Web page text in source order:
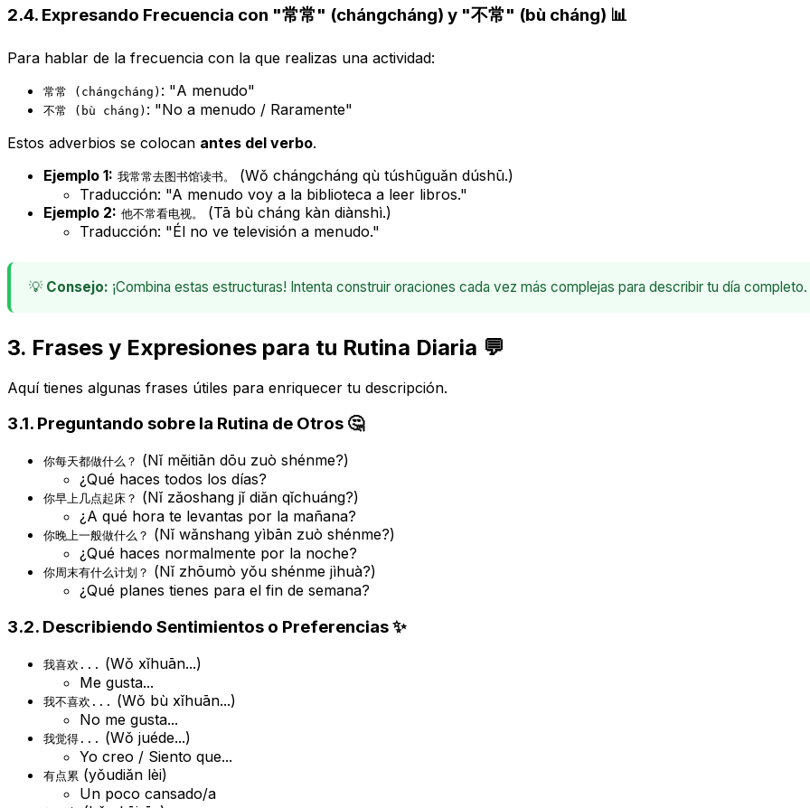
2.4. Expresando Frecuencia con "常常" (chángcháng) y "不常" (bù cháng) 📊
Para hablar de la frecuencia con la que realizas una actividad:
常常 (chángcháng) : "A menudo"
不常 (bù cháng) : "No a menudo / Raramente"
Estos adverbios se colocan antes del verbo.
Ejemplo 1: 我常常去图书馆读书。
(Wǒ chángcháng qù túshūguǎn dúshū.)
Traducción: "A menudo voy a la biblioteca a leer libros."
Ejemplo 2: 他不常看电视。
(Tā bù cháng kàn diànshì.)
Traducción: "Él no ve televisión a menudo."
💡 Consejo: ¡Combina estas estructuras! Intenta construir oraciones cada vez más complejas para describir tu día completo.
3. Frases y Expresiones para tu Rutina Diaria 💬
Aquí tienes algunas frases útiles para enriquecer tu descripción.
3.1. Preguntando sobre la Rutina de Otros 🤔
你每天都做什么？ (Nǐ měitiān dōu zuò shénme?)
¿Qué haces todos los días?
你早上几点起床？ (Nǐ zǎoshang jǐ diǎn qǐchuáng?)
¿A qué hora te levantas por la mañana?
你晚上一般做什么？ (Nǐ wǎnshang yìbān zuò shénme?)
¿Qué haces normalmente por la noche?
你周末有什么计划？ (Nǐ zhōumò yǒu shénme jìhuà?)
¿Qué planes tienes para el fin de semana?
3.2. Describiendo Sentimientos o Preferencias ✨
我喜欢... (Wǒ xǐhuān...)
Me gusta...
我不喜欢... (Wǒ bù xǐhuān...)
No me gusta...
我觉得... (Wǒ juéde...)
Yo creo / Siento que...
有点累 (yǒudiǎn lèi)
Un poco cansado/a